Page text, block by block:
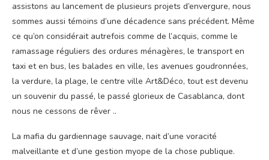
assistons au lancement de plusieurs projets d’envergure, nous
sommes aussi témoins d’une décadence sans précédent. Même
ce qu’on considérait autrefois comme de l’acquis, comme le
ramassage réguliers des ordures ménagères, le transport en
taxi et en bus, les balades en ville, les avenues goudronnées,
la verdure, la plage, le centre ville Art&Déco, tout est devenu
un souvenir du passé, le passé glorieux de Casablanca, dont
nous ne cessons de rêver ..
La mafia du gardiennage sauvage, nait d’une voracité
malveillante et d’une gestion myope de la chose publique.